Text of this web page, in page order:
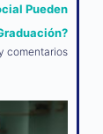
Pueden
comentarios